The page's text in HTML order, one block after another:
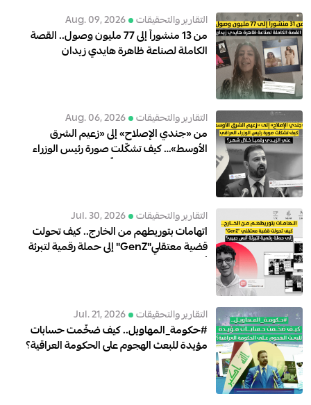
التقارير والتحقيقات Aug. 09, 2026
من 13 منشوراً إلى 77 مليون وصول.. القصة
الكاملة لصناعة ظاهرة هايدي زيدان
التقارير والتحقيقات Aug. 06, 2026
من «جندي الإصلاح» إلى «زعيم الشرق
الأوسط»… كيف تشكّلت صورة رئيس الوزراء
التقارير والتحقيقات Jul. 30, 2026
اتهامات بتوريطهم من الخارج.. كيف تحولت
قضية معتقلي"GenZ" إلى حملة رقمية لتبرئة
التقارير والتحقيقات Jul. 21, 2026
#حكومة_المهاويل.. كيف ضخّمت حسابات
مؤيدة للبعث الهجوم على الحكومة العراقية؟